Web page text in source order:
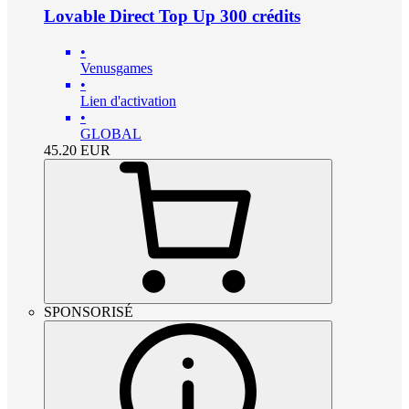
Lovable Direct Top Up 300 crédits
•
Venusgames
•
Lien d'activation
•
GLOBAL
45.20 EUR
SPONSORISÉ